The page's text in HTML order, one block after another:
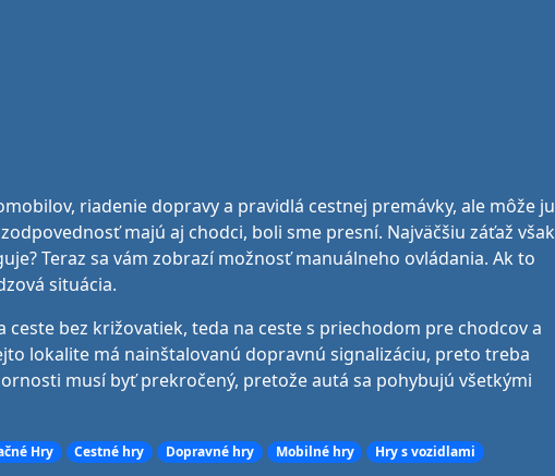
riadenie dopravy a pravidlá cestnej premávky, ale môže ju
majú aj chodci, boli sme presní. Najväčšiu záťaž však
Teraz sa vám zobrazí možnosť manuálneho ovládania. Ak to
situácia.
bez križovatiek, teda na ceste s priechodom pre chodcov a
lokalite má nainštalovanú dopravnú signalizáciu, preto treba
musí byť prekročený, pretože autá sa pohybujú všetkými
Hry Cestné hry Dopravné hry Mobilné hry Hry s vozidlami